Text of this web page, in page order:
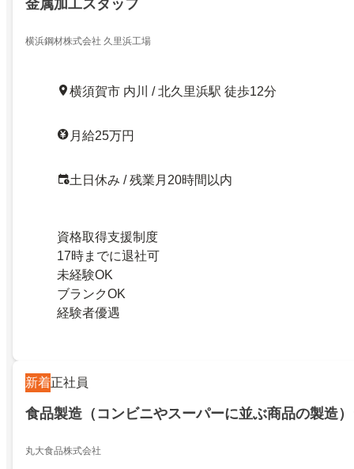
金属加工スタッフ
横浜鋼材株式会社 久里浜工場
横須賀市 内川 / 北久里浜駅 徒歩12分
月給25万円
土日休み / 残業月20時間以内
資格取得支援制度
17時までに退社可
未経験OK
ブランクOK
経験者優遇
新着正社員
食品製造（コンビニやスーパーに並ぶ商品の製造
丸大食品株式会社